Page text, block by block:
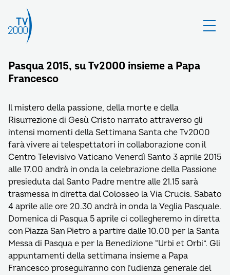
Pasqua 2015, su Tv2000 insieme a Papa
Francesco
Il mistero della passione, della morte e della
Risurrezione di Gesù Cristo narrato attraverso gli
intensi momenti della Settimana Santa che Tv2000
farà vivere ai telespettatori in collaborazione con il
Centro Televisivo Vaticano Venerdì Santo 3 aprile 2015
alle 17.00 andrà in onda la celebrazione della Passione
presieduta dal Santo Padre mentre alle 21.15 sarà
trasmessa in diretta dal Colosseo la Via Crucis. Sabato
4 aprile alle ore 20.30 andrà in onda la Veglia Pasquale.
Domenica di Pasqua 5 aprile ci collegheremo in diretta
con Piazza San Pietro a partire dalle 10.00 per la Santa
Messa di Pasqua e per la Benedizione “Urbi et Orbi”. Gli
appuntamenti della settimana insieme a Papa
Francesco proseguiranno con l’udienza generale del